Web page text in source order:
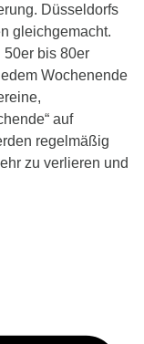
Düsseldorfs
gleichgemacht.
50er bis 80er
Wochenende
auf
regelmäßig
zu verlieren und